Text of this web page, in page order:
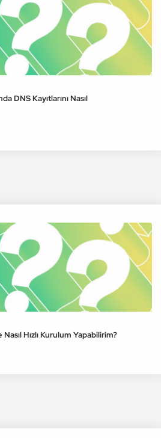
DNS Kayıtlarını Nasıl
Hızlı Kurulum Yapabilirim?